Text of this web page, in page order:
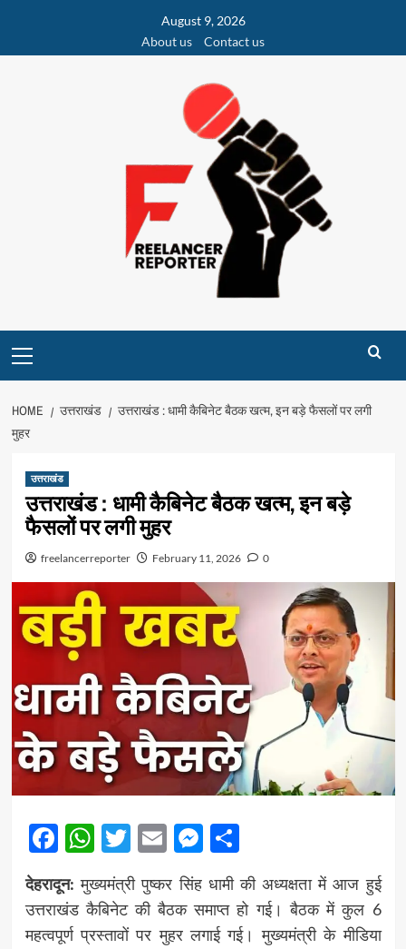
content
August 9, 2026
About us
Contact us
Menu
HOME उत्तराखंड
उत्तराखंड : धामी कैबिनेट बैठक खत्म, इन बड़े फैसलों पर लगी
मुहर
उत्तराखंड
उत्तराखंड : धामी कैबिनेट बैठक खत्म, इन बड़े
फैसलों पर लगी मुहर
freelancerreporter February 11, 2026 0
Facebook
WhatsApp
Twitter
EmailMessenger
Share
देहरादून: मुख्यमंत्री पुष्कर सिंह धामी की अध्यक्षता में आज हुई
उत्तराखंड कैबिनेट की बैठक समाप्त हो गई। बैठक में कुल 6
महत्वपूर्ण प्रस्तावों पर मुहर लगाई गई। मुख्यमंत्री के मीडिया